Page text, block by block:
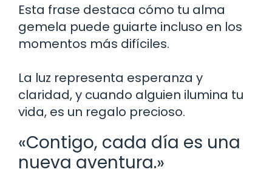
Esta frase destaca cómo tu alma
gemela puede guiarte incluso en los
momentos más difíciles.
La luz representa esperanza y
claridad, y cuando alguien ilumina tu
vida, es un regalo precioso.
«Contigo, cada día es una
nueva aventura.»